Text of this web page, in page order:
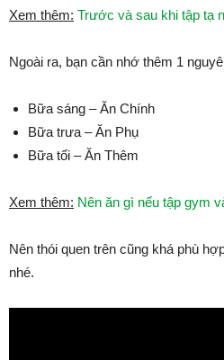
Xem thêm: Trước và sau khi tập tạ
Ngoài ra, bạn cần nhớ thêm 1
Bữa sáng – Ăn Chính
Bữa trưa – Ăn Phụ
Bữa tối – Ăn Thêm
Xem thêm: Nên ăn gì nếu tập gym
Nên thói quen trên cũng khá phù
nhé.